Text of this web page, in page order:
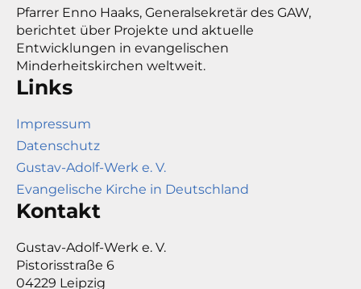
Pfarrer Enno Haaks, Generalsekretär des GAW,
berichtet über Projekte und aktuelle
Entwicklungen in evangelischen
Minderheitskirchen weltweit.
Links
Impressum
Datenschutz
Gustav-Adolf-Werk e. V.
Evangelische Kirche in Deutschland
Kontakt
Gustav-Adolf-Werk e. V.
Pistorisstraße 6
04229 Leipzig